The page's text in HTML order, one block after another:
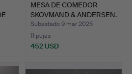
MESA DE COMEDOR
SKOVMAND & ANDERSEN.
Subastado 9 mar 2025
11 pujas
452 USD